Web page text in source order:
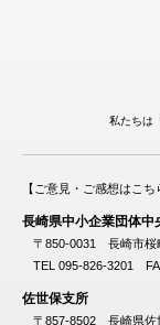
私たちは
【ご意見・ご感想はこち
長崎県中小企業団体中
〒850-0031 長崎市桜
TEL 095-826-3201
佐世保支所
〒857-8502 長崎県佐